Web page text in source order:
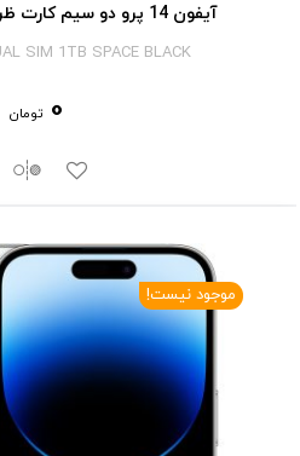
آیفون 14 پرو دو سیم کارت ظرفیت 1 ترابایت مشکی
SIM 1TB SPACE BLACK
0 تومان
موجود نیست!